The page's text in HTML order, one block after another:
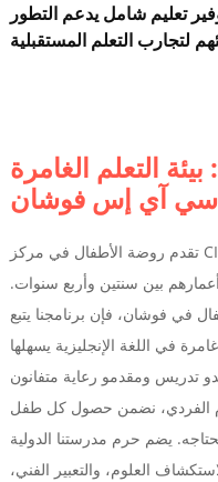
تعليم شامل يدعم التطور
التعلم الغامرة
آي إس فوشان
تقدم روضة الأطفال في مركز CIS في فوشان بيئة تعليمية دولية آمنة
بين سنتين وأربع سنوات.
في فوشان، فإن برنامجنا يتبع
في اللغة الإنجليزية يسهلها
الفردي، نضمن حصول كل طفل
يضم حرم مدرستنا الدولية
العلوم، والتعبير الفني،